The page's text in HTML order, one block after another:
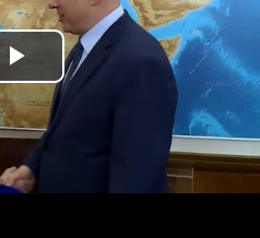
נַגֵּן
וידאו